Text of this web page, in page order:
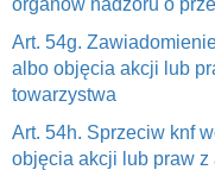
organów nadzoru o
Art. 54g.
albo objęcia akcji lub
towarzystwa
Art. 54h. Sprzeciw knf
objęcia akcji lub praw